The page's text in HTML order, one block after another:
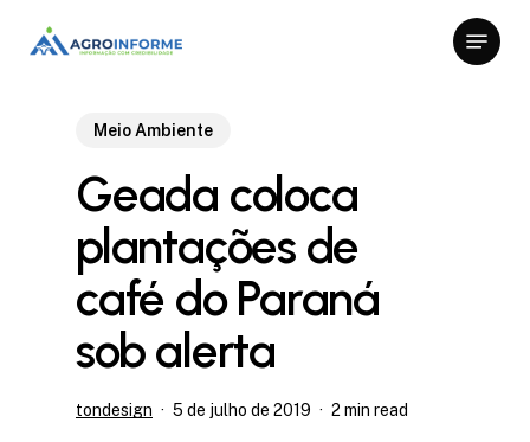
Menu
Meio Ambiente
Geada coloca
plantações de
café do Paraná
sob alerta
tondesign 5 de julho de 2019 2 min read